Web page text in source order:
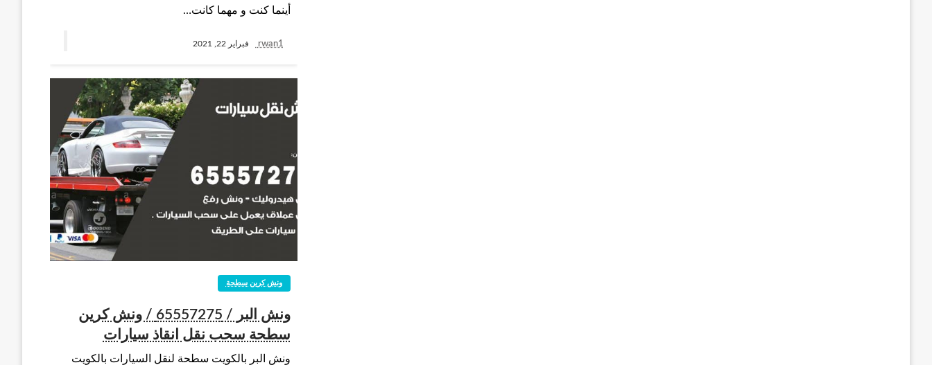
أينما كنت و مهما كانت…
rwan1 فبراير 22, 2021
ونش كرين سطحة
ونش البر / 65557275 / ونش كرين
سطحة سحب نقل انقاذ سيارات
ونش البر بالكويت سطحة لنقل السيارات بالكويت